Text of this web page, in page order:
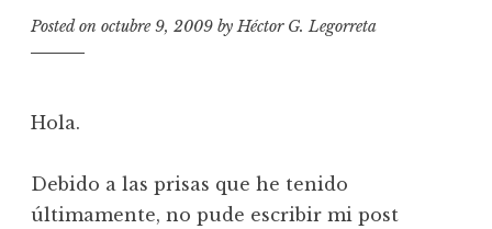
Posted on octubre 9, 2009 byHéctor G. Legorreta
Hola.
Debido a las prisas que he tenido
últimamente, no pude escribir mi post